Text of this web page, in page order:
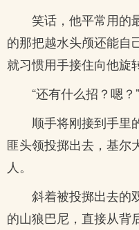
笑话，他平常用的
的那把越水头颅还能自
就习惯用手接住向他旋
“还有什么招？嗯？”
顺手将刚接到手里
匪头领投掷出去，基尔
人。
斜着被投掷出去的
的山狼巴尼，直接从背